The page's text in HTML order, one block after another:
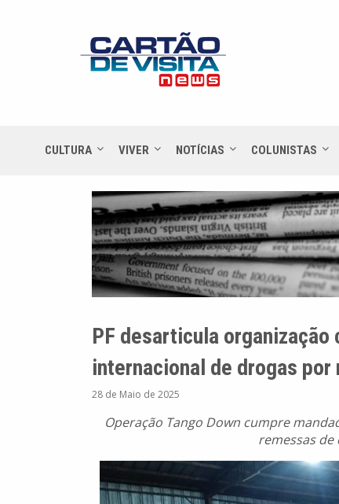
CULTURA VIVER NOTÍCIAS COLUNISTAS
PF desarticula
internacional de drogas por
28 de Maio de 2025
Operação Tango Down cumpre
remessas de